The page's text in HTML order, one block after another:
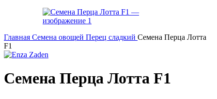
Главная Семена овощей Перец сладкий Семена Перца Лотта
F1
Семена Перца Лотта F1